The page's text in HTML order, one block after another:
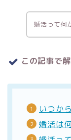
婚活って何
この記事で
いつか
婚活は